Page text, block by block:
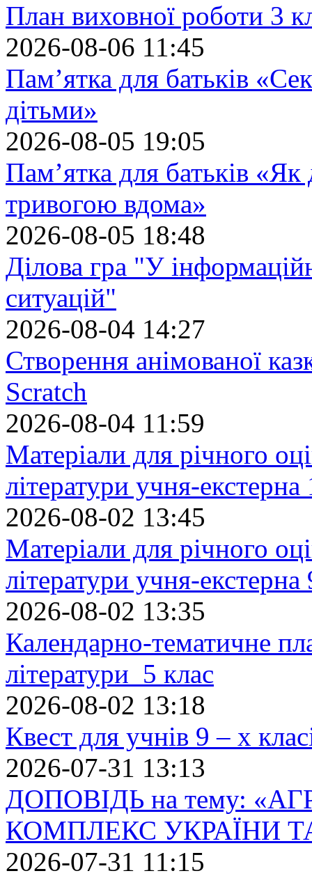
План виховної роботи 3
2026-08-06 11:45
Пам’ятка для батьків
дітьми»
2026-08-05 19:05
Пам’ятка для батьків
тривогою вдома»
2026-08-05 18:48
Ділова гра "У
ситуацій"
2026-08-04 14:27
Створення анімованої
Scratch
2026-08-04 11:59
Матеріали для річного
літератури учня-екстерна
2026-08-02 13:45
Матеріали для річного
літератури учня-екстерна
2026-08-02 13:35
Календарно-тематичне
літератури 5 клас
2026-08-02 13:18
Квест для учнів 9 – х
2026-07-31 13:13
ДОПОВІДЬ на тему:
КОМПЛЕКС УКРАЇНИ
2026-07-31 11:15